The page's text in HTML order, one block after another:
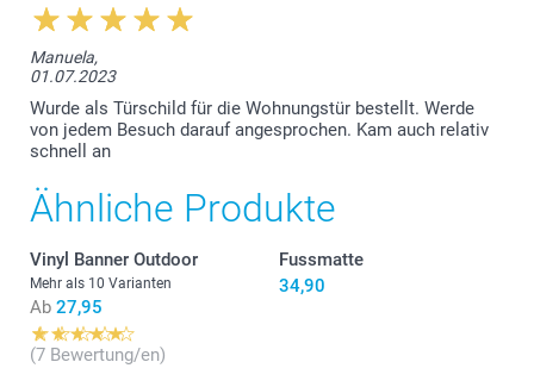
Manuela,
01.07.2023
Wurde als Türschild für die Wohnungstür bestellt. Werde
von jedem Besuch darauf angesprochen. Kam auch relativ
schnell an
Ähnliche Produkte
Vinyl Banner Outdoor
Mehr als 10 Varianten
Ab 27,95
(7 Bewertung/en)
Fussmatte
34,90